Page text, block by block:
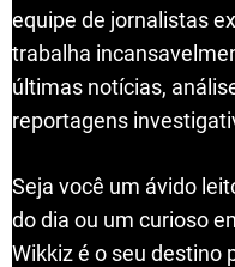
equipe de jornalistas
trabalha
últimas notícias,
reportagens
Seja você um ávido
do dia ou um curioso
Wikkiz é o seu destino